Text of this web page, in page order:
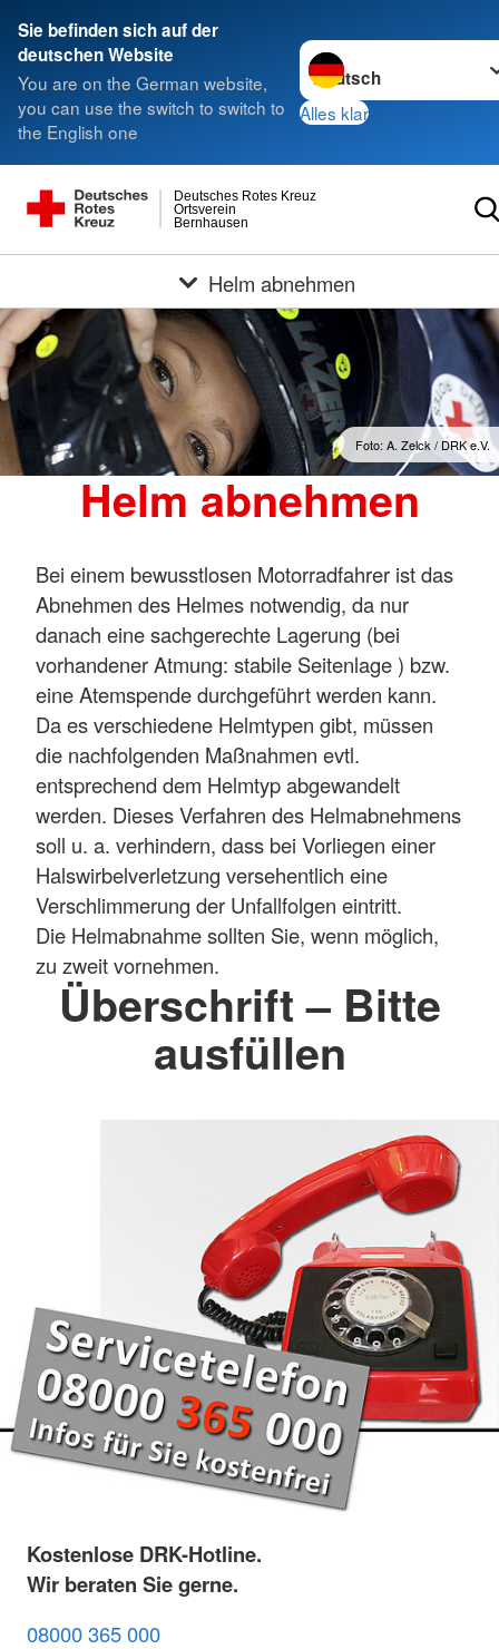
Sie befinden sich auf der
deutschen Website
You are on the German website,
you can use the switch to switch to
the English one
Sprache wechseln zu
Alles klar
Bernhausen
Ortsverein
Deutsches Rotes Kreuz
Helm abnehmen
Foto: A. Zelck / DRK e.V.
Helm abnehmen
Bei einem bewusstlosen Motorradfahrer ist das
Abnehmen des Helmes notwendig, da nur
danach eine sachgerechte Lagerung (bei
vorhandener Atmung: stabile Seitenlage ) bzw.
eine Atemspende durchgeführt werden kann.
Da es verschiedene Helmtypen gibt, müssen
die nachfolgenden Maßnahmen evtl.
entsprechend dem Helmtyp abgewandelt
werden. Dieses Verfahren des Helmabnehmens
soll u. a. verhindern, dass bei Vorliegen einer
Halswirbelverletzung versehentlich eine
Verschlimmerung der Unfallfolgen eintritt.
Die Helmabnahme sollten Sie, wenn möglich,
zu zweit vornehmen.
Überschrift – Bitte
ausfüllen
Kostenlose DRK-Hotline.
Wir beraten Sie gerne.
08000 365 000